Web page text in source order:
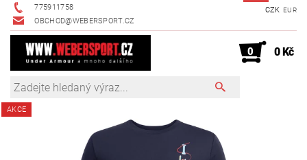
775911758
OBCHOD@WEBERSPORT.CZ
CZK EUR
0 0 Kč
AKCE